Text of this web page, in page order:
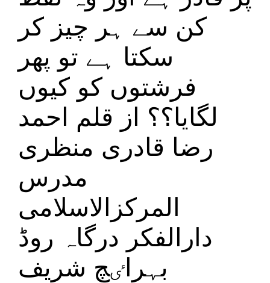
کن سے ہر چیز کر
سکتا ہے تو پھر
فرشتوں کو کیوں
لگایا؟؟ از قلم احمد
رضا قادری منظری
مدرس
المرکزالاسلامی
دارالفکر درگاہ روڈ
بہراٸچ شریف